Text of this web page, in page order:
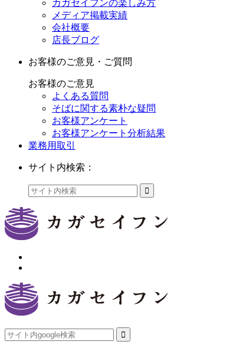
カガセイフンの楽しみ方
メディア掲載実績
会社概要
店長ブログ
お客様のご意見・ご質問
お客様のご意見
よくある質問
そばに関する素朴な疑問
お客様アンケート
お客様アンケート分析結果
業務用取引
サイト内検索：